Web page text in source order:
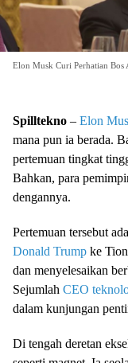
Elon Musk Curi Perhatian
Spilltekno – Elon
mana pun ia berada.
pertemuan tingkat
Bahkan, para
dengannya.
Pertemuan tersebut
Donald Trump ke
dan menyelesaikan
Sejumlah CEO
dalam kunjungan
Di tengah deretan